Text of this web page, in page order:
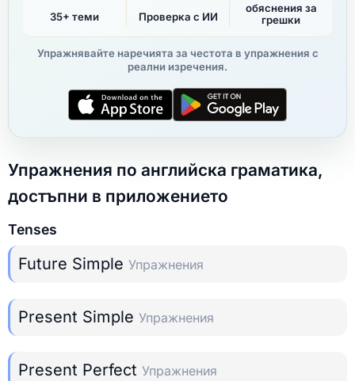
35+ теми Проверка с ИИ
обяснения за
грешки
Упражнявайте наречията за честота в упражнения с
реални изречения.
Упражнения по английска граматика,
достъпни в приложението
Tenses
Future Simple Упражнения
Present Simple Упражнения
Present Perfect Упражнения